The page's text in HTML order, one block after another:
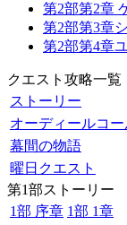
第2部第2章
第2部第3章
第2部第4章
クエスト攻略一覧
ストーリー
オーディールコー
幕間の物語
曜日クエスト
第1部ストーリー
1部 序章 1部 1章